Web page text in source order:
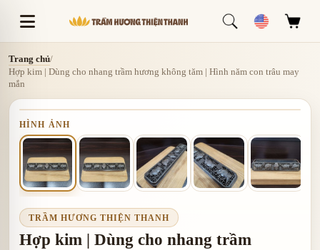
Trang chủ/
Hợp kim | Dùng cho nhang trầm hương không tăm | Hình năm con trâu may
mắn
HÌNH ẢNH
TRẦM HƯƠNG THIỆN THANH
Hợp kim | Dùng cho nhang trầm